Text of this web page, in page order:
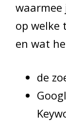
waarmee
op welke
en wat
de